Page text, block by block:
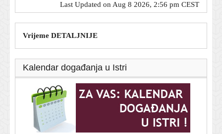
Last Updated on Aug 8 2026, 2:56 pm CEST
Vrijeme DETALJNIJE
Kalendar događanja u Istri